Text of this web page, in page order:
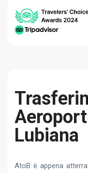
Lubiana
AtoB è appena